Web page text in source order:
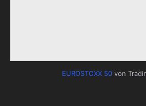
EUROSTOXX 50 von